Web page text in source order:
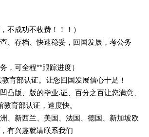
不成功不收费！！！）
、存档、快速稳妥，回国发展，考公务
，可全程**跟踪进度）
育部认证。让您回国发展信心十足！
版、版的毕业.证、百分之百让您满意、
育部认证，速度快。
、新西兰、美国、法国、德国、新加坡欧
有兴趣就请联系我们